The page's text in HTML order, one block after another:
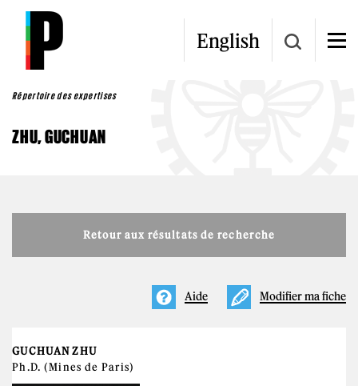
Aller au contenu principal
English
Répertoire des expertises
ZHU, GUCHUAN
Retour aux résultats de recherche
Modifier ma fiche
Aide
GUCHUAN ZHU
Ph.D. (Mines de Paris)